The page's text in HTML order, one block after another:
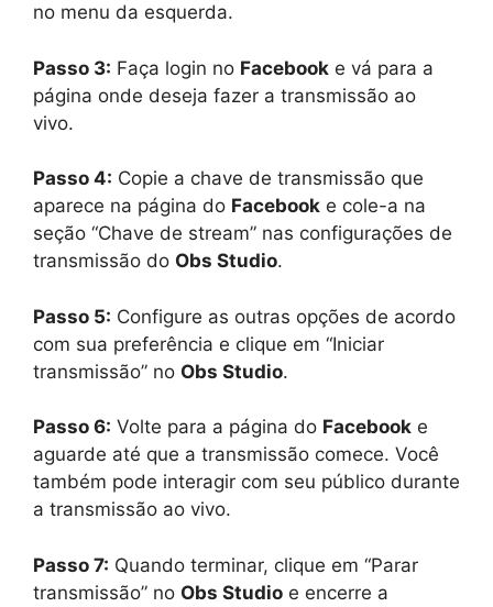
no menu da esquerda.
Passo 3: Faça login no Facebook e vá para a
página onde deseja fazer a transmissão ao
vivo.
Passo 4: Copie a chave de transmissão que
aparece na página do Facebook e cole-a na
seção “Chave de stream” nas configurações de
transmissão do Obs Studio.
Passo 5: Configure as outras opções de acordo
com sua preferência e clique em “Iniciar
transmissão” no Obs Studio.
Passo 6: Volte para a página do Facebook e
aguarde até que a transmissão comece. Você
também pode interagir com seu público durante
a transmissão ao vivo.
Passo 7: Quando terminar, clique em “Parar
transmissão” no Obs Studio e encerre a